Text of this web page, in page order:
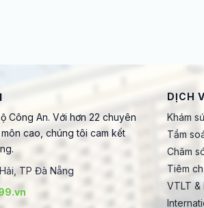
Công An. Với hơn 22 chuyên
cao, chúng tôi cam kết
TP Đà Nẵng
DỊCH
Khám
Tầm
Chăm
Tiêm
VTLT &